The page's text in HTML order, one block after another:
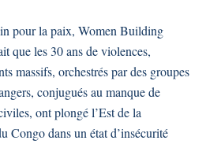
pour la paix, Women Building
que les 30 ans de violences,
massifs, orchestrés par des groupes
conjugués au manque de
ont plongé l’Est de la
Congo dans un état d’insécurité